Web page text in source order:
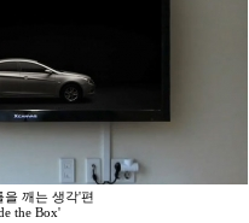
깨는 생각'편
the Box'